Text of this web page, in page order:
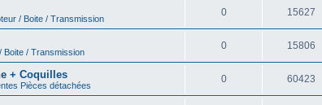
/ Boite / Transmission
0 15627
Boite / Transmission
0 15806
+ Coquilles
Pièces détachées
0 60423